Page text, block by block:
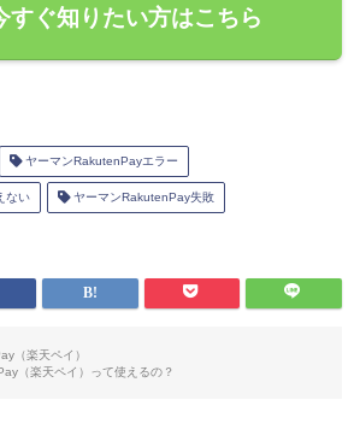
すぐ知りたい方はこちら
ヤーマンRakutenPayエラー
ない ヤーマンRakutenPay失敗
（楽天ペイ）
（楽天ペイ）って使えるの？